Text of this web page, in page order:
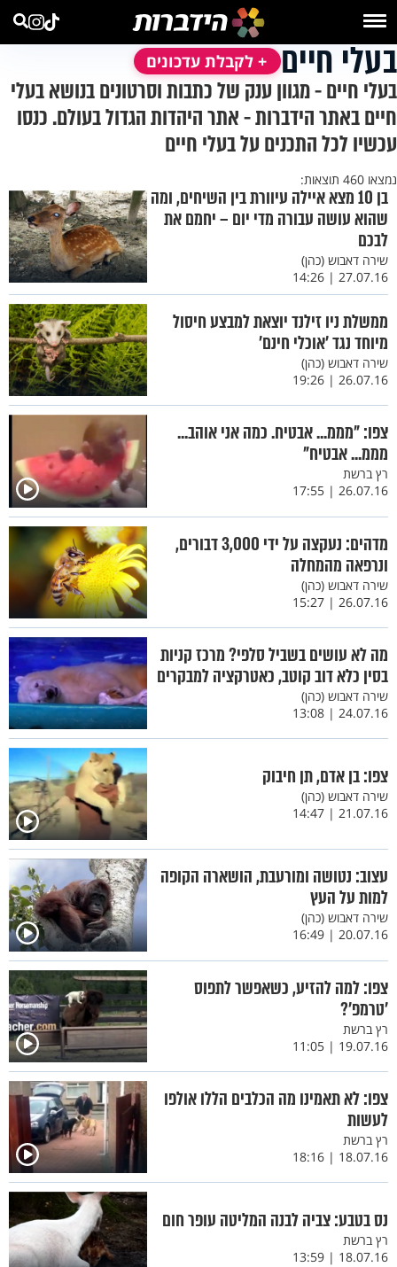
בעלי חיים + לקבלת עדכונים
בעלי חיים - מגוון ענק של כתבות וסרטונים בנושא בעלי
חיים באתר הידברות - אתר היהדות הגדול בעולם. כנסו
עכשיו לכל התכנים על בעלי חיים
נמצאו 460 תוצאות:
בן 10 מצא איילה עיוורת בין השיחים, ומה
שהוא עושה עבורה מדי יום – יחמם את
לבכם
שירה דאבוש (כהן)
27.07.16 | 14:26
ממשלת ניו זילנד יוצאת למבצע חיסול
מיוחד נגד 'אוכלי חינם'
שירה דאבוש (כהן)
26.07.16 | 19:26
צפו: "מממ... אבטיח. כמה אני אוהב...
מממ... אבטיח"
רץ ברשת
26.07.16 | 17:55
מדהים: נעקצה על ידי 3,000 דבורים,
ונרפאה מהמחלה
שירה דאבוש (כהן)
26.07.16 | 15:27
מה לא עושים בשביל סלפי? מרכז קניות
בסין כלא דוב קוטב, כאטרקציה למבקרים
שירה דאבוש (כהן)
24.07.16 | 13:08
צפו: בן אדם, תן חיבוק
שירה דאבוש (כהן)
21.07.16 | 14:47
עצוב: נטושה ומורעבת, הושארה הקופה
למות על העץ
שירה דאבוש (כהן)
20.07.16 | 16:49
צפו: למה להזיע, כשאפשר לתפוס
’טרמפ’?
רץ ברשת
19.07.16 | 11:05
צפו: לא תאמינו מה הכלבים הללו אולפו
לעשות
רץ ברשת
18.07.16 | 18:16
נס בטבע: צביה לבנה המליטה עופר חום
רץ ברשת
18.07.16 | 13:59